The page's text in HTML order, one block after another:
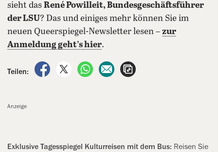
sieht das René Powilleit, Bundesgeschäftsführer
der LSU? Das und einiges mehr können Sie im
neuen Queerspiegel-Newsletter lesen – zur
Anmeldung geht’s hier.
Teilen:
auf Facebook teilen
auf X teilenper WhatsApp teilen
per E-Mail teilen
Anzeige
Exklusive Tagesspiegel Kulturreisen mit dem Bus: Reisen Sie